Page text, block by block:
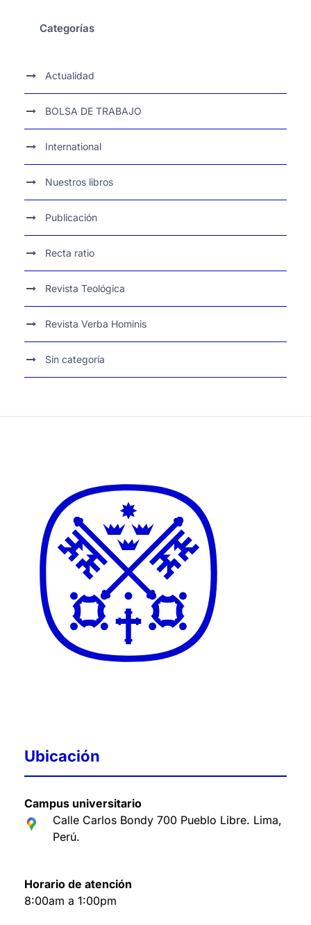
Categorías
Actualidad
BOLSA DE TRABAJO
International
Nuestros libros
Publicación
Recta ratio
Revista Teológica
Revista Verba Hominis
Sin categoría
Ubicación
Campus universitario
Calle Carlos Bondy 700 Pueblo Libre. Lima,
Perú.
Horario de atención
8:00am a 1:00pm